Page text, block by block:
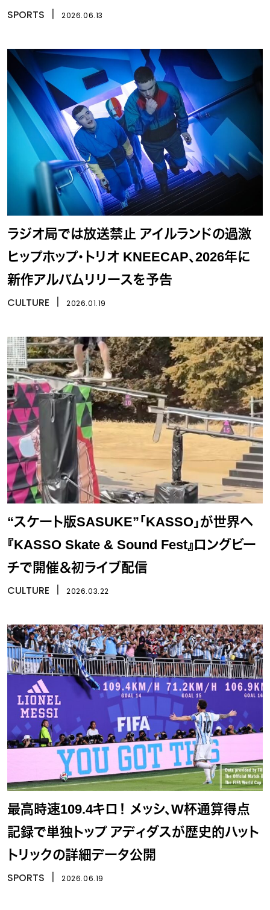
SPORTS 2026.06.13
ラジオ局では放送禁止 アイルランドの過激
ヒップホップ・トリオ KNEECAP、2026年に
新作アルバムリリースを予告
CULTURE 2026.01.19
“スケート版SASUKE”「KASSO」が世界へ
『KASSO Skate & Sound Fest』ロングビー
チで開催＆初ライブ配信
CULTURE 2026.03.22
最高時速109.4キロ！ メッシ、W杯通算得点
記録で単独トップ アディダスが歴史的ハット
トリックの詳細データ公開
SPORTS 2026.06.19